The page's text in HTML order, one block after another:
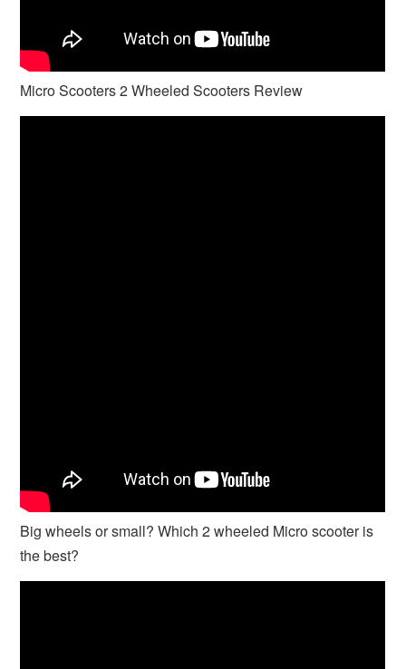
Micro Scooters 2 Wheeled Scooters Review
Big wheels or small? Which 2 wheeled Micro scooter is
the best?